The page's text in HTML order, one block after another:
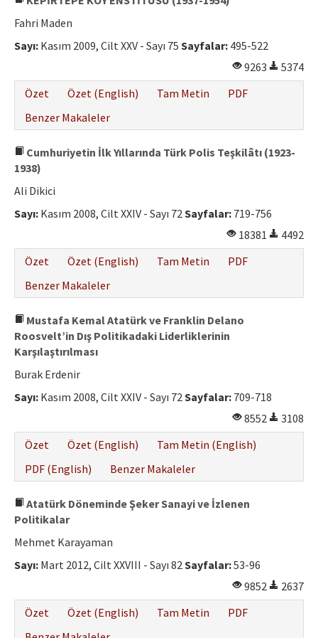
Fahri Maden
Sayı: Kasım 2009, Cilt XXV - Sayı 75 Sayfalar: 495-522
9263
5374
Özet
Özet (English) Tam Metin
PDF
Benzer Makaleler
Cumhuriyetin İlk Yıllarında Türk Polis Teşkilâtı (1923-
1938)
Ali Dikici
Sayı: Kasım 2008, Cilt XXIV - Sayı 72Sayfalar: 719-756
18381
4492
Özet
Özet (English) Tam Metin
PDF
Benzer Makaleler
Mustafa Kemal Atatürk ve Franklin Delano
Roosvelt’in Dış Politikadaki Liderliklerinin
Karşılaştırılması
Burak Erdenir
Sayı: Kasım 2008, Cilt XXIV - Sayı 72Sayfalar: 709-718
8552
3108
Özet
Özet (English)
Tam Metin (English)
PDF (English)
Benzer Makaleler
Atatürk Döneminde Şeker Sanayi ve İzlenen
Politikalar
Mehmet Karayaman
Sayı: Mart 2012, Cilt XXVIII - Sayı 82Sayfalar:53-96
9852
2637
Özet
Özet (English) Tam Metin
PDF